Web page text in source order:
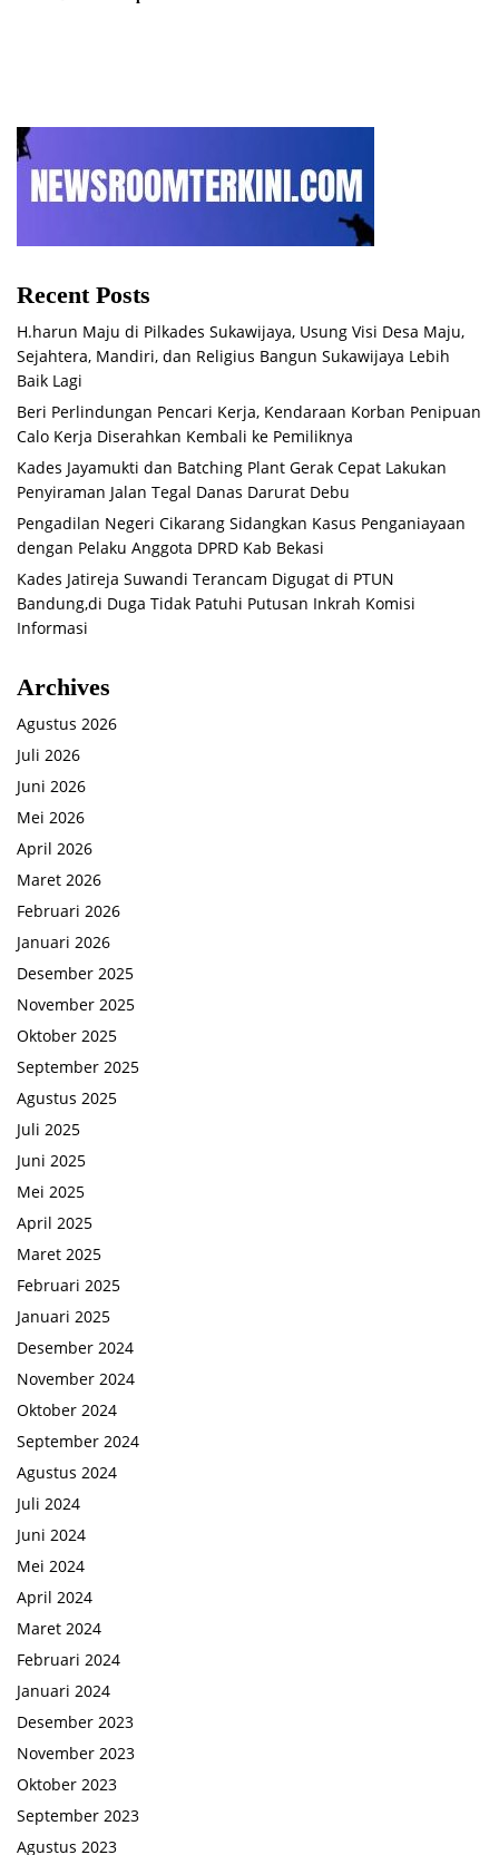
Recent Posts
H.harun Maju di Pilkades Sukawijaya, Usung Visi Desa Maju,
Sejahtera, Mandiri, dan Religius Bangun Sukawijaya Lebih
Baik Lagi
Beri Perlindungan Pencari Kerja, Kendaraan Korban Penipuan
Calo Kerja Diserahkan Kembali ke Pemiliknya
Kades Jayamukti dan Batching Plant Gerak Cepat Lakukan
Penyiraman Jalan Tegal Danas Darurat Debu
Pengadilan Negeri Cikarang Sidangkan Kasus Penganiayaan
dengan Pelaku Anggota DPRD Kab Bekasi
Kades Jatireja Suwandi Terancam Digugat di PTUN
Bandung,di Duga Tidak Patuhi Putusan Inkrah Komisi
Informasi
Archives
Agustus 2026
Juli 2026
Juni 2026
Mei 2026
April 2026
Maret 2026
Februari 2026
Januari 2026
Desember 2025
November 2025
Oktober 2025
September 2025
Agustus 2025
Juli 2025
Juni 2025
Mei 2025
April 2025
Maret 2025
Februari 2025
Januari 2025
Desember 2024
November 2024
Oktober 2024
September 2024
Agustus 2024
Juli 2024
Juni 2024
Mei 2024
April 2024
Maret 2024
Februari 2024
Januari 2024
Desember 2023
November 2023
Oktober 2023
September 2023
Agustus 2023